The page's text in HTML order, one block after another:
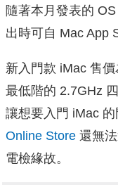
隨著本月發表的
出時可自 Mac App
新入門款 iMac 售
最低階的 2.7GHz
讓想要入門 iMac
Online Store 還無
電檢緣故。